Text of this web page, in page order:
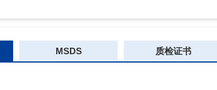
MSDS 质检证书